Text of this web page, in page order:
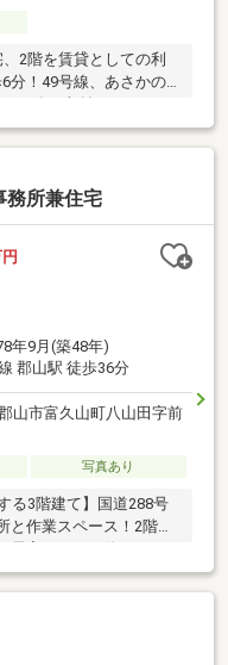
2階を賃貸としての利
分！49号線、あさかの
所兼住宅
年9月(築48年)
郡山駅 徒歩36分
山市富久山町八山田字前
写真あり
る3階建て】国道288号
と作業スペース！2階に